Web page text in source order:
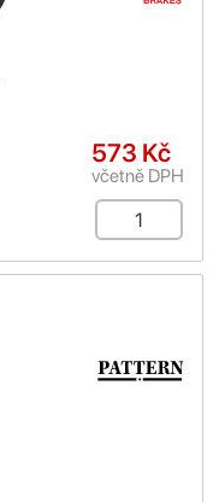
573 Kč
včetně DPH